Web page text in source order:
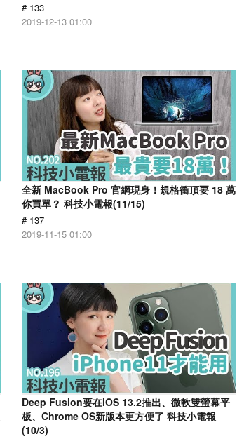
# 133
2019-12-13 01:00
全新 MacBook Pro 官網現身！規格衝頂要 18 萬
你買單？ 科技小電報(11/15)
# 137
2019-11-15 01:00
Deep Fusion要在iOS 13.2推出、微軟雙螢幕平
板、Chrome OS新版本更方便了 科技小電報
(10/3)